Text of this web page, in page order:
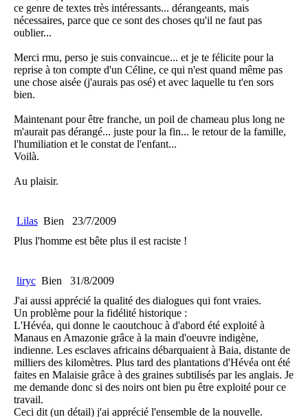
ce genre de textes très intéressants... dérangeants, mais
nécessaires, parce que ce sont des choses qu'il ne faut pas
oublier...
Merci rmu, perso je suis convaincue... et je te félicite pour la
reprise à ton compte d'un Céline, ce qui n'est quand même pas
une chose aisée (j'aurais pas osé) et avec laquelle tu t'en sors
bien.
Maintenant pour être franche, un poil de chameau plus long ne
m'aurait pas dérangé... juste pour la fin... le retour de la famille,
l'humiliation et le constat de l'enfant...
Voilà.
Au plaisir.
Lilas Bien
23/7/2009
Plus l'homme est bête plus il est raciste !
liryc Bien
31/8/2009
J'ai aussi apprécié la qualité des dialogues qui font vraies.
Un problème pour la fidélité historique :
L'Hévéa, qui donne le caoutchouc à d'abord été exploité à
Manaus en Amazonie grâce à la main d'oeuvre indigène,
indienne. Les esclaves africains débarquaient à Baia, distante de
milliers des kilomètres. Plus tard des plantations d'Hévéa ont été
faites en Malaisie grâce à des graines subtilisés par les anglais. Je
me demande donc si des noirs ont bien pu être exploité pour ce
travail.
Ceci dit (un détail) j'ai apprécié l'ensemble de la nouvelle.